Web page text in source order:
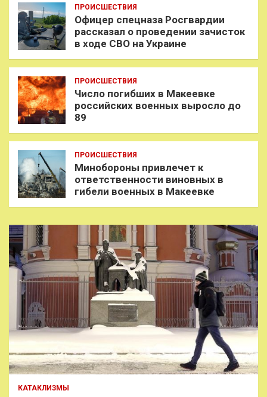
ПРОИСШЕСТВИЯ
Офицер спецназа Росгвардии
рассказал о проведении зачисток
в ходе СВО на Украине
ПРОИСШЕСТВИЯ
Число погибших в Макеевке
российских военных выросло до
89
ПРОИСШЕСТВИЯ
Минобороны привлечет к
ответственности виновных в
гибели военных в Макеевке
КАТАКЛИЗМЫ